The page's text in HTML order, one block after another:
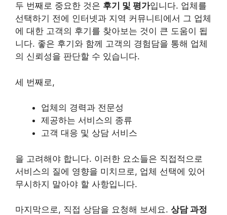
두 번째로 중요한 것은 후기 및 평가입니다. 업체를
선택하기 전에 인터넷과 지역 커뮤니티에서 그 업체
에 대한 고객의 후기를 찾아보는 것이 큰 도움이 됩
니다. 좋은 후기와 함께 고객의 경험담을 통해 업체
의 신뢰성을 판단할 수 있습니다.
세 번째로,
업체의 경력과 전문성
제공하는 서비스의 종류
고객 대응 및 상담 서비스
을 고려해야 합니다. 이러한 요소들은 직접적으로
서비스의 질에 영향을 미치므로, 업체 선택에 있어
무시하지 말아야 할 사항입니다.
마지막으로, 직접 상담을 요청해 보세요. 상담 과정